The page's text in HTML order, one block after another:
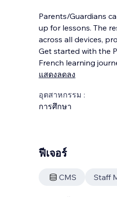
Parents/Guardians
up for lessons. The
across all devices,
Get started with the
French learning
แสดงลดลง
อุตสาหกรรม :
การศึกษา
ฟีเจอร์
CMS Staff